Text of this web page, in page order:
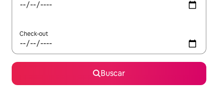
Check-out
Buscar